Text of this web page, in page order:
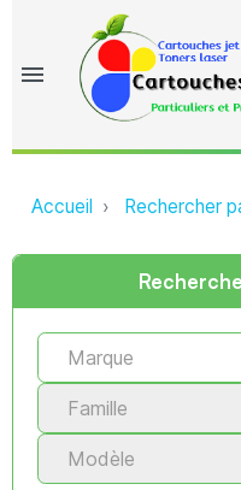
menu
Accueil Rechercher
Marque
Famille
Modèle